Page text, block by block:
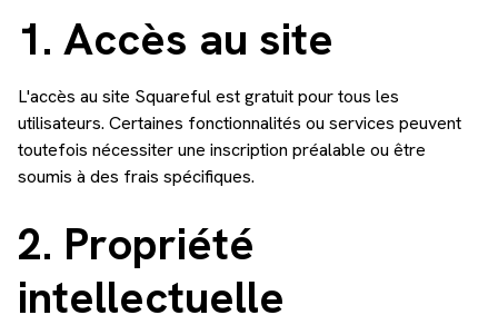
RGPD) et Cookies
1. Accès au site
L'accès au site Squareful est gratuit pour tous les
utilisateurs. Certaines fonctionnalités ou services peuvent
toutefois nécessiter une inscription préalable ou être
soumis à des frais spécifiques.
2. Propriété
intellectuelle